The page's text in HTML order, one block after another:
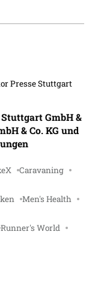
Presse Stuttgart
GmbH &
& Co. KG und
Caravaning
Men's Health
Runner's World